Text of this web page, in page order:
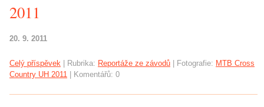
2011
20. 9. 2011
Celý příspěvek Rubrika: Reportáže ze závodů Fotografie: MTB Cross
Country UH 2011
Komentářů: 0